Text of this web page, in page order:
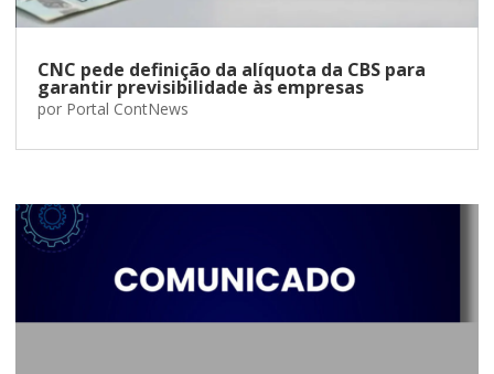
CNC pede definição da alíquota da CBS para
garantir previsibilidade às empresas
por Portal ContNews